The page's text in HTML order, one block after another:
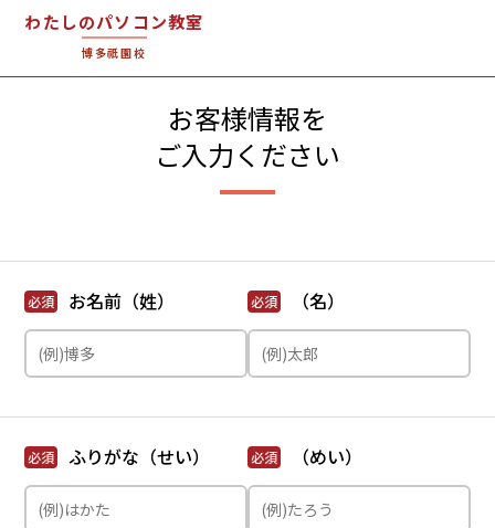
わたしのパソコン教室
博多祇園校
お客様情報を
ご入力ください
お名前（姓）
必須 （名）
必須
ふりがな（せい）
必須 （めい）
必須